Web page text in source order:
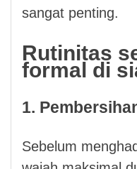
sangat penting.
Rutinitas
formal di
1.
Sebelum